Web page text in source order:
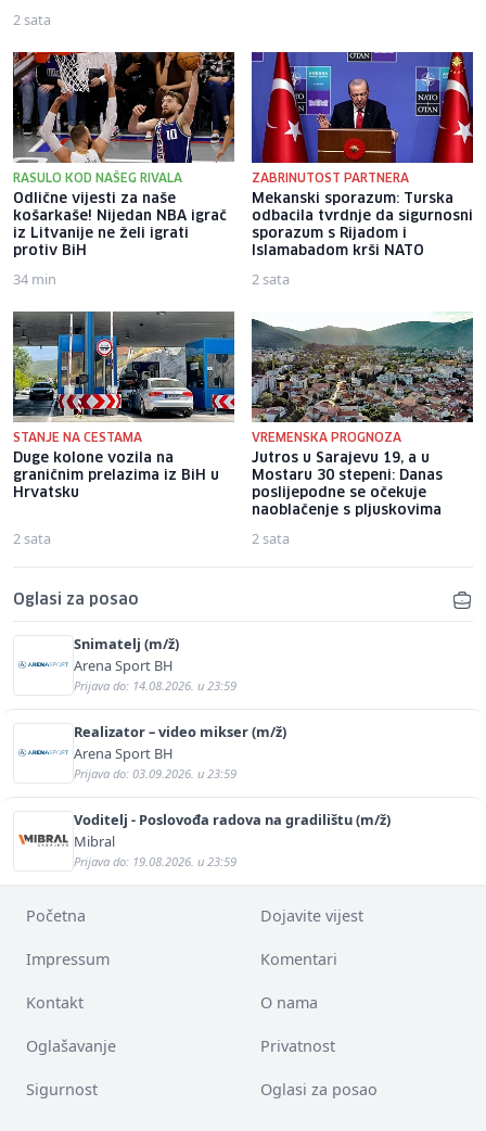
2 sata
RASULO KOD NAŠEG RIVALA
Odlične vijesti za naše
košarkaše! Nijedan NBA igrač
iz Litvanije ne želi igrati
protiv BiH
34 min
ZABRINUTOST PARTNERA
Mekanski sporazum: Turska
odbacila tvrdnje da sigurnosni
sporazum s Rijadom i
Islamabadom krši NATO
2 sata
STANJE NA CESTAMA
Duge kolone vozila na
graničnim prelazima iz BiH u
Hrvatsku
2 sata
VREMENSKA PROGNOZA
Jutros u Sarajevu 19, a u
Mostaru 30 stepeni: Danas
poslijepodne se očekuje
naoblačenje s pljuskovima
2 sata
Oglasi za posao
Snimatelj (m/ž)
Arena Sport BH
Prijava do: 14.08.2026. u 23:59
Realizator – video mikser (m/ž)
Arena Sport BH
Prijava do: 03.09.2026. u 23:59
Voditelj - Poslovođa radova na gradilištu (m/ž)
Mibral
Prijava do: 19.08.2026. u 23:59
Početna Dojavite vijest
Impressum Komentari
Kontakt O nama
Oglašavanje Privatnost
Sigurnost Oglasi za posao